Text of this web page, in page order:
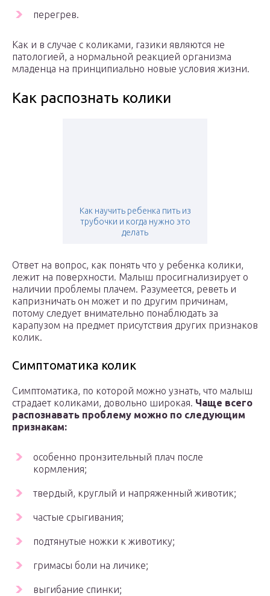
перегрев.
Как и в случае с коликами, газики являются не
патологией, а нормальной реакцией организма
младенца на принципиально новые условия жизни.
Как распознать колики
Как научить ребенка пить из
трубочки и когда нужно это
делать
Ответ на вопрос, как понять что у ребенка колики,
лежит на поверхности. Малыш просигнализирует о
наличии проблемы плачем. Разумеется, реветь и
капризничать он может и по другим причинам,
потому следует внимательно понаблюдать за
карапузом на предмет присутствия других признаков
колик.
Симптоматика колик
Симптоматика, по которой можно узнать, что малыш
страдает коликами, довольно широкая. Чаще всего
распознавать проблему можно по следующим
признакам:
особенно пронзительный плач после
кормления;
твердый, круглый и напряженный животик;
частые срыгивания;
подтянутые ножки к животику;
гримасы боли на личике;
выгибание спинки;